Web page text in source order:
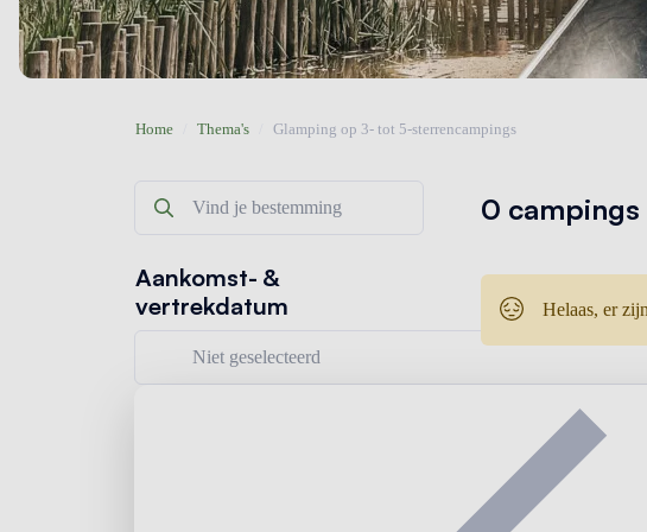
Home Thema's Glamping op 3- tot 5-sterrencampings
Aankomst- &
vertrekdatum
0 campings
Helaas, er